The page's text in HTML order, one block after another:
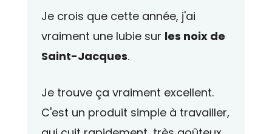
Je crois que cette année, j'ai
vraiment une lubie sur les noix de
Saint-Jacques.
Je trouve ça vraiment excellent.
C'est un produit simple à travailler,